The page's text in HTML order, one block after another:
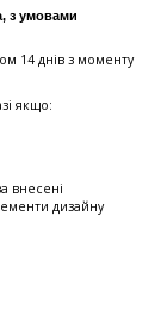
з умовами
14 днів з моменту
якщо:
внесені
дизайну